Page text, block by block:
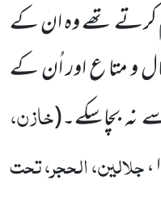
کرتے تھے وہ ان کے
و متا ع اور اُن کے
بچاسکے۔(خازن،
جلالین، الحجر، تحت